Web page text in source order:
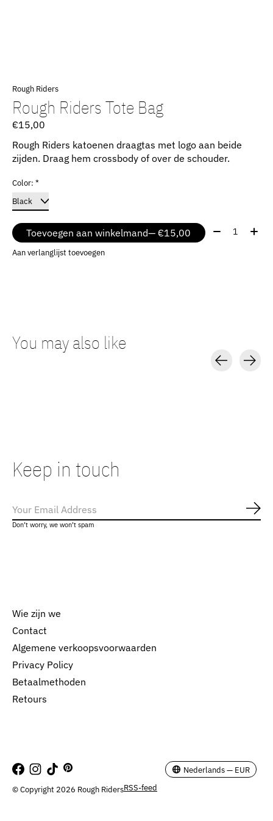
Rough Riders
Rough Riders Tote Bag
€15,00
Rough Riders katoenen draagtas met logo aan beide
zijden. Draag hem crossbody of over de schouder.
Color: *
Toevoegen aan winkelmand — €15,00 Aantal:
Aan verlanglijst toevoegen
You may also like
Keep in touch
Don’t worry, we won’t spam
Wie zijn we
Contact
Algemene verkoopsvoorwaarden
Privacy Policy
Betaalmethoden
Retours
© Copyright 2026 Rough RidersRSS-feed
Nederlands — EUR